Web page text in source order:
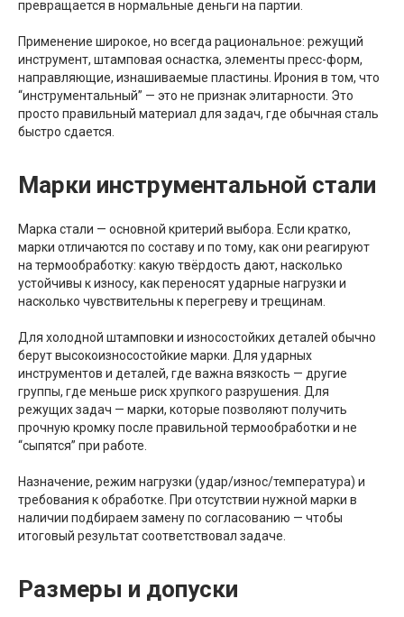
превращается в нормальные деньги на партии.
Применение широкое, но всегда рациональное: режущий
инструмент, штамповая оснастка, элементы пресс-форм,
направляющие, изнашиваемые пластины. Ирония в том, что
“инструментальный” — это не признак элитарности. Это
просто правильный материал для задач, где обычная сталь
быстро сдается.
Марки инструментальной стали
Марка стали — основной критерий выбора. Если кратко,
марки отличаются по составу и по тому, как они реагируют
на термообработку: какую твёрдость дают, насколько
устойчивы к износу, как переносят ударные нагрузки и
насколько чувствительны к перегреву и трещинам.
Для холодной штамповки и износостойких деталей обычно
берут высокоизносостойкие марки. Для ударных
инструментов и деталей, где важна вязкость — другие
группы, где меньше риск хрупкого разрушения. Для
режущих задач — марки, которые позволяют получить
прочную кромку после правильной термообработки и не
“сыпятся” при работе.
Назначение, режим нагрузки (удар/износ/температура) и
требования к обработке. При отсутствии нужной марки в
наличии подбираем замену по согласованию — чтобы
итоговый результат соответствовал задаче.
Размеры и допуски